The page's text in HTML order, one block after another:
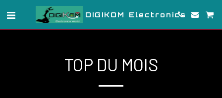
DIGIKOM Electronics
TOP DU MOIS